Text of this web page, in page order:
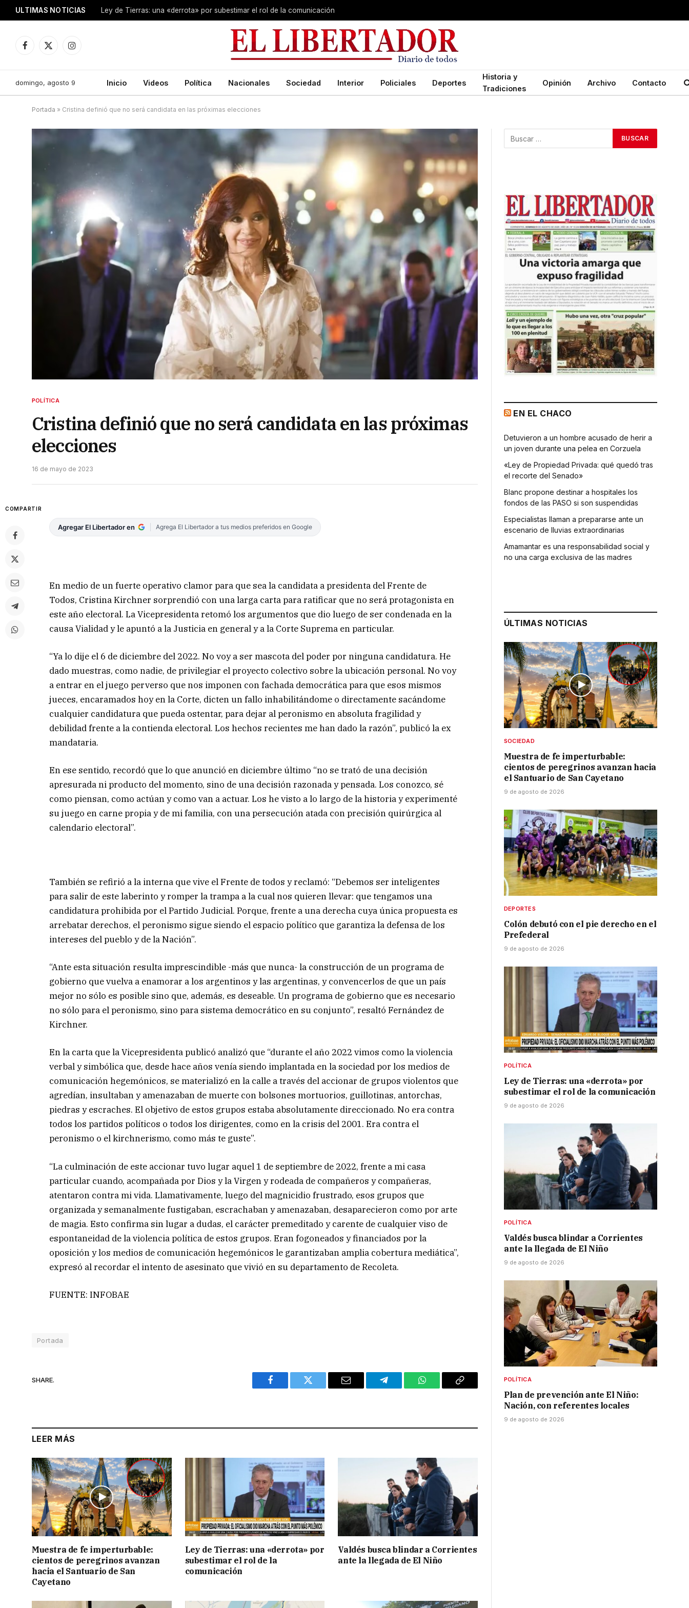
ULTIMAS NOTICIAS Ley de Tierras: una «derrota» por subestimar el rol de la comunicación
Facebook
X
Instagram
domingo, agosto 9 Inicio Videos Política Nacionales Sociedad Interior Policiales Deportes
Historia y
Tradiciones
Opinión Archivo Contacto
Portada » Cristina definió que no será candidata en las próximas elecciones
POLÍTICA
Cristina definió que no será candidata en las próximas
elecciones
16 de mayo de 2023
COMPARTIR
Agregar El Libertador en Agrega El Libertador a tus medios preferidos en Google
En medio de un fuerte operativo clamor para que sea la candidata a presidenta del Frente de
Todos, Cristina Kirchner sorprendió con una larga carta para ratificar que no será protagonista en
este año electoral. La Vicepresidenta retomó los argumentos que dio luego de ser condenada en la
causa Vialidad y le apuntó a la Justicia en general y a la Corte Suprema en particular.
“Ya lo dije el 6 de diciembre del 2022. No voy a ser mascota del poder por ninguna candidatura. He
dado muestras, como nadie, de privilegiar el proyecto colectivo sobre la ubicación personal. No voy
a entrar en el juego perverso que nos imponen con fachada democrática para que esos mismos
jueces, encaramados hoy en la Corte, dicten un fallo inhabilitándome o directamente sacándome
cualquier candidatura que pueda ostentar, para dejar al peronismo en absoluta fragilidad y
debilidad frente a la contienda electoral. Los hechos recientes me han dado la razón”, publicó la ex
mandataria.
En ese sentido, recordó que lo que anunció en diciembre último “no se trató de una decisión
apresurada ni producto del momento, sino de una decisión razonada y pensada. Los conozco, sé
como piensan, como actúan y como van a actuar. Los he visto a lo largo de la historia y experimenté
su juego en carne propia y de mi familia, con una persecución atada con precisión quirúrgica al
calendario electoral”.
También se refirió a la interna que vive el Frente de todos y reclamó: “Debemos ser inteligentes
para salir de este laberinto y romper la trampa a la cual nos quieren llevar: que tengamos una
candidatura prohibida por el Partido Judicial. Porque, frente a una derecha cuya única propuesta es
arrebatar derechos, el peronismo sigue siendo el espacio político que garantiza la defensa de los
intereses del pueblo y de la Nación”.
“Ante esta situación resulta imprescindible -más que nunca- la construcción de un programa de
gobierno que vuelva a enamorar a los argentinos y las argentinas, y convencerlos de que un país
mejor no sólo es posible sino que, además, es deseable. Un programa de gobierno que es necesario
no sólo para el peronismo, sino para sistema democrático en su conjunto”, resaltó Fernández de
Kirchner.
En la carta que la Vicepresidenta publicó analizó que “durante el año 2022 vimos como la violencia
verbal y simbólica que, desde hace años venía siendo implantada en la sociedad por los medios de
comunicación hegemónicos, se materializó en la calle a través del accionar de grupos violentos que
agredían, insultaban y amenazaban de muerte con bolsones mortuorios, guillotinas, antorchas,
piedras y escraches. El objetivo de estos grupos estaba absolutamente direccionado. No era contra
todos los partidos políticos o todos los dirigentes, como en la crisis del 2001. Era contra el
peronismo o el kirchnerismo, como más te guste”.
“La culminación de este accionar tuvo lugar aquel 1 de septiembre de 2022, frente a mi casa
particular cuando, acompañada por Dios y la Virgen y rodeada de compañeros y compañeras,
atentaron contra mi vida. Llamativamente, luego del magnicidio frustrado, esos grupos que
organizada y semanalmente fustigaban, escrachaban y amenazaban, desaparecieron como por arte
de magia. Esto confirma sin lugar a dudas, el carácter premeditado y carente de cualquier viso de
espontaneidad de la violencia política de estos grupos. Eran fogoneados y financiados por la
oposición y los medios de comunicación hegemónicos le garantizaban amplia cobertura mediática”,
expresó al recordar el intento de asesinato que vivió en su departamento de Recoleta.
FUENTE: INFOBAE
Portada
SHARE.
Facebook Twitter Email Telegram WhatsAppCopy
LEER MÁS
Muestra de fe imperturbable:
cientos de peregrinos avanzan
hacia el Santuario de San
Cayetano
Ley de Tierras: una «derrota» por
subestimar el rol de la
comunicación
Valdés busca blindar a Corrientes
ante la llegada de El Niño
EN EL CHACO
Detuvieron a un hombre acusado de herir a
un joven durante una pelea en Corzuela
«Ley de Propiedad Privada: qué quedó tras
el recorte del Senado»
Blanc propone destinar a hospitales los
fondos de las PASO si son suspendidas
Especialistas llaman a prepararse ante un
escenario de lluvias extraordinarias
Amamantar es una responsabilidad social y
no una carga exclusiva de las madres
ÚLTIMAS NOTICIAS
SOCIEDAD
Muestra de fe imperturbable:
cientos de peregrinos avanzan hacia
el Santuario de San Cayetano
9 de agosto de 2026
DEPORTES
Colón debutó con el pie derecho en el
Prefederal
9 de agosto de 2026
POLÍTICA
Ley de Tierras: una «derrota» por
subestimar el rol de la comunicación
9 de agosto de 2026
POLÍTICA
Valdés busca blindar a Corrientes
ante la llegada de El Niño
9 de agosto de 2026
POLÍTICA
Plan de prevención ante El Niño:
Nación, con referentes locales
9 de agosto de 2026